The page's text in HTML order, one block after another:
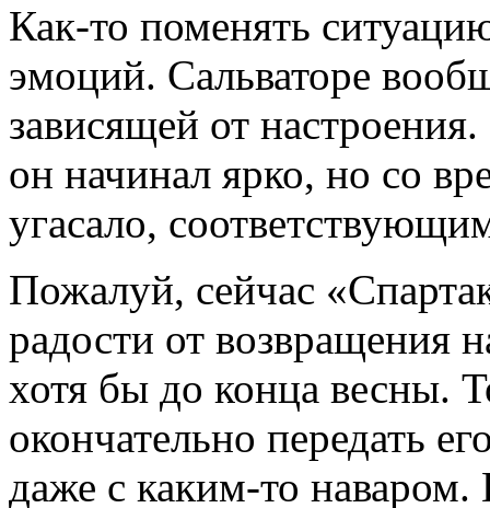
Как-то поменять
эмоций. Сальваторе
зависящей от
он начинал ярко, но со
угасало,
Пожалуй, сейчас
радости от возвращения
хотя бы до конца весны.
окончательно передать
даже с каким-то наваром.